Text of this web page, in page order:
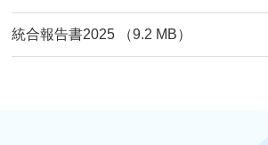
F
統合報告書2025 （9.2 MB）